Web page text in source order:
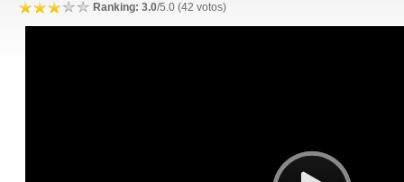
Ranking: 3.0/5.0 (42 votos)